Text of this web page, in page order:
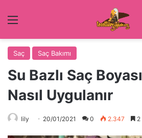
Menü
Saç Saç Bakımı
Su Bazlı Saç
Nasıl Uygulanır
lily 20/01/2021 0 2.347